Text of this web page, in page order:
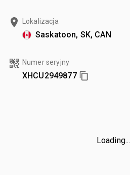
Lokalizacja
Saskatoon, SK, CAN
Numer seryjny
XHCU2949877
Loading...